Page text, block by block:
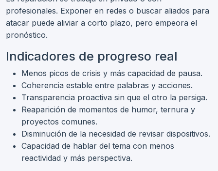
profesionales. Exponer en redes o buscar aliados para
atacar puede aliviar a corto plazo, pero empeora el
pronóstico.
Indicadores de progreso real
Menos picos de crisis y más capacidad de pausa.
Coherencia estable entre palabras y acciones.
Transparencia proactiva sin que el otro la persiga.
Reaparición de momentos de humor, ternura y
proyectos comunes.
Disminución de la necesidad de revisar dispositivos.
Capacidad de hablar del tema con menos
reactividad y más perspectiva.